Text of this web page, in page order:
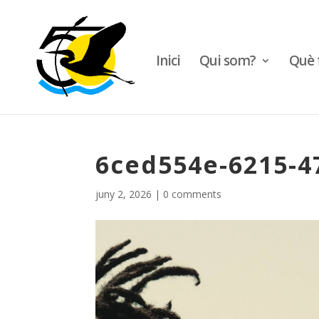
Inici Qui som? Què
6ced554e-6215-
juny 2, 2026 | 0 comments